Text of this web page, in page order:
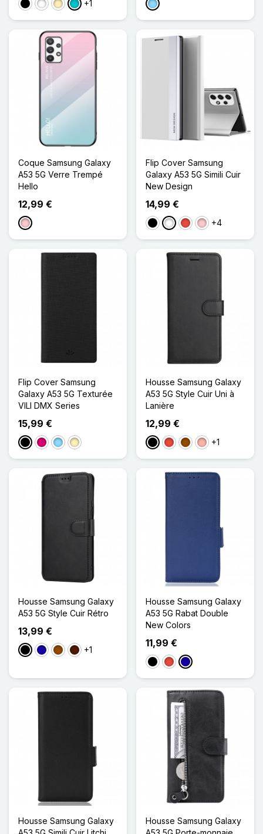
NoirBlancDoréTurquoise
+1 Bleu Clair
Coque Samsung Galaxy
A53 5G Verre Trempé
Hello
12,99 €
Rose
Flip Cover Samsung
Galaxy A53 5G Simili Cuir
New Design
14,99 €
NoirBlancRougeRose+4
Flip Cover Samsung
Galaxy A53 5G Texturée
VILI DMX Series
15,99 €
NoirMagenta
Bleu Clair
Doré
Housse Samsung Galaxy
A53 5G Style Cuir Uni à
Lanière
12,99 €
NoirRougeMarronOr Rose
+1
Housse Samsung Galaxy
A53 5G Style Cuir Rétro
13,99 €
NoirBleu Foncé
MarronMarron Foncé
+1
Housse Samsung Galaxy
A53 5G Rabat Double
New Colors
11,99 €
NoirRougeBleu Foncé
Housse Samsung Galaxy
Housse Samsung Galaxy